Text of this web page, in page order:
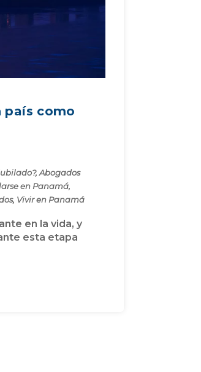
país como
, Abogados
en Panamá,
, Vivir en Panamá
en la vida, y
esta etapa